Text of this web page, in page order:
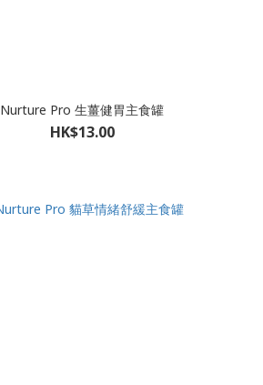
Nurture Pro 生薑健胃主食罐
HK$13.00